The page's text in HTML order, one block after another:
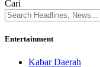
Cari
Entertainment
Kabar Daerah